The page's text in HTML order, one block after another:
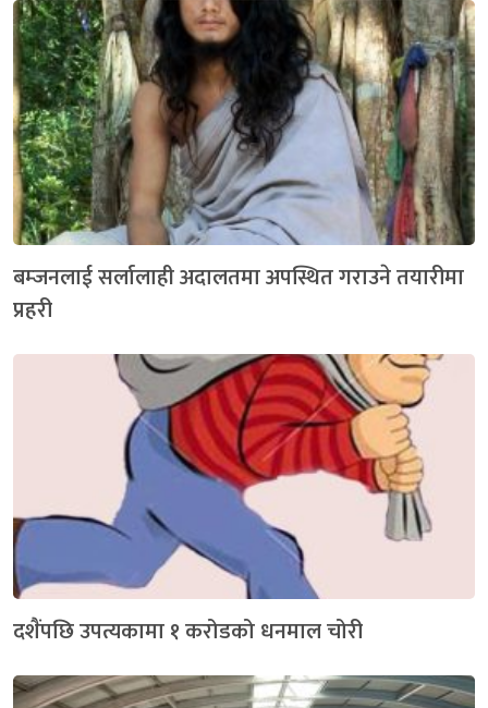
बम्जनलाई सर्लालाही अदालतमा अपस्थित गराउने तयारीमा
प्रहरी
दशैंपछि उपत्यकामा १ करोडको धनमाल चोरी